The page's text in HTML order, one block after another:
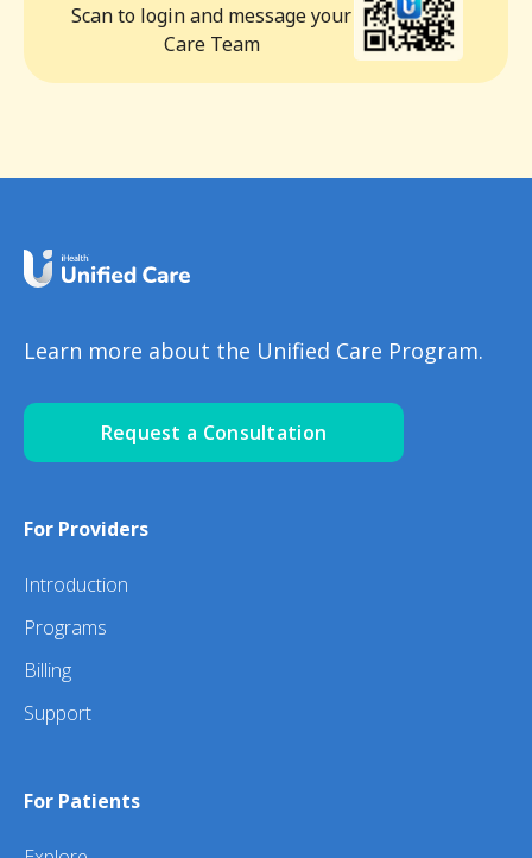
Scan to login and message your
Care Team
Learn more about the Unified Care Program.
Request a Consultation
For Providers
Introduction
Programs
Billing
Support
For Patients